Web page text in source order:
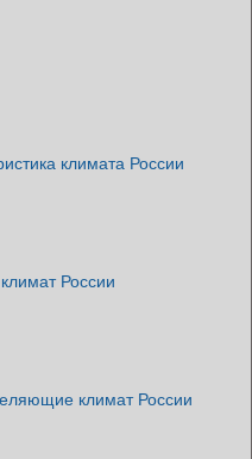
климата России
России
климат России